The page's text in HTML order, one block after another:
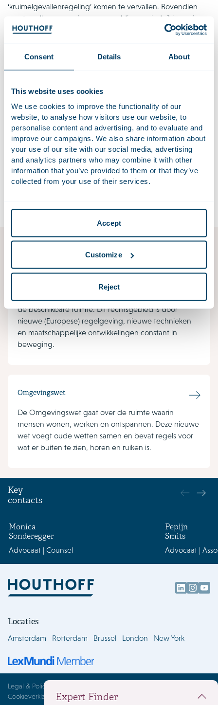
Consent Details About
This website uses cookies
We use cookies to improve the functionality of our
website, to analyse how visitors use our website, to
personalise content and advertising, and to evaluate and
improve our campaigns. We also share information about
your use of our site with our social media, advertising
and analytics partners who may combine it with other
information that you’ve provided to them or that they’ve
collected from your use of their services.
Accept
Customize
Reject
‘kruimelgevallenregeling’ komen te vervallen. Bovendien
moeten alle vergunningen en meldingen sinds 1 januari
2024 worden ingediend worden bij hetzelfde digitale loket:
Aangezien deze wijzigingen een serieuze impact kunnen
hebben op het (her)ontwikkelen van vastgoed en het
factsheet Vastgoed de belangrijkste verschillen met de
praktijk van voor 1 januari 2024 op een rij. Daarbij wordt ook
aandacht besteed aan de werking van het omgevingsplan
en het overgangsrecht.
Download factsheet vastgoed
De factsheet is beschikbaar in het Nederlands. Mocht u
geïnteresseerd zijn in een Engelse vertaling, neem dan
In Nederland worden op een beperkte oppervlakte
veel verschillende functies gecombineerd. Het
omgevingsrecht reguleert de complexe verdeling van
de beschikbare ruimte. Dit rechtsgebied is door
nieuwe (Europese) regelgeving, nieuwe technieken
en maatschappelijke ontwikkelingen constant in
beweging.
Omgevingswet
De Omgevingswet gaat over de ruimte waarin
mensen wonen, werken en ontspannen. Deze nieuwe
wet voegt oude wetten samen en bevat regels voor
wat er buiten te zien, horen en ruiken is.
Key
contacts
Monica
Sonderegger
Advocaat | Counsel
Pepijn
Smits
Advocaat |
Locaties
Amsterdam Rotterdam Brussel London New York
Legal & Policies
Cookieverklaring Expert Finder